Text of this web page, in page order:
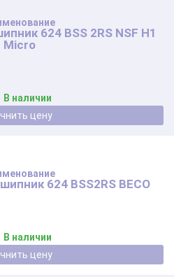
624 BSS 2RS NSF Н1
Micro
В наличии
Уточнить цену
624 BSS2RS BECO
В наличии
Уточнить цену